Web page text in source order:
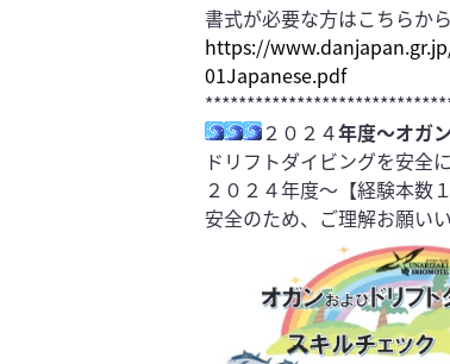
書式が必要な方はこちらか
https://
01Japanese.pdf
２０２４年度～オガ
ドリフトダイビングを安全
２０２４年度～【経験本数
安全のため、ご理解お願いい